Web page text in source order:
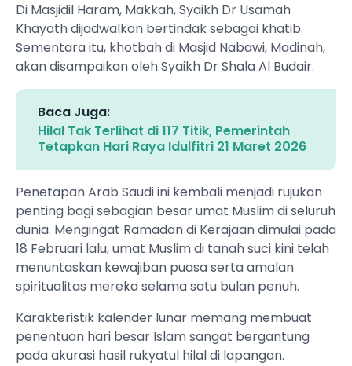
Di Masjidil Haram, Makkah, Syaikh Dr Usamah
Khayath dijadwalkan bertindak sebagai khatib.
Sementara itu, khotbah di Masjid Nabawi, Madinah,
akan disampaikan oleh Syaikh Dr Shala Al Budair.
Baca Juga:
Hilal Tak Terlihat di 117 Titik, Pemerintah
Tetapkan Hari Raya Idulfitri 21 Maret 2026
Penetapan Arab Saudi ini kembali menjadi rujukan
penting bagi sebagian besar umat Muslim di seluruh
dunia. Mengingat Ramadan di Kerajaan dimulai pada
18 Februari lalu, umat Muslim di tanah suci kini telah
menuntaskan kewajiban puasa serta amalan
spiritualitas mereka selama satu bulan penuh.
Karakteristik kalender lunar memang membuat
penentuan hari besar Islam sangat bergantung
pada akurasi hasil rukyatul hilal di lapangan.